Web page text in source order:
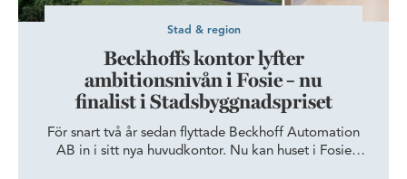
Stad & region
Beckhoffs kontor lyfter
ambitionsnivån i Fosie – nu
finalist i Stadsbyggnadspriset
För snart två år sedan flyttade Beckhoff Automation
AB in i sitt nya huvudkontor. Nu kan huset i Fosie